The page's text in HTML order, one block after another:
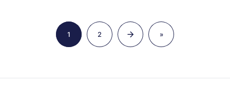
Page
1 Page
2
Last
page
»